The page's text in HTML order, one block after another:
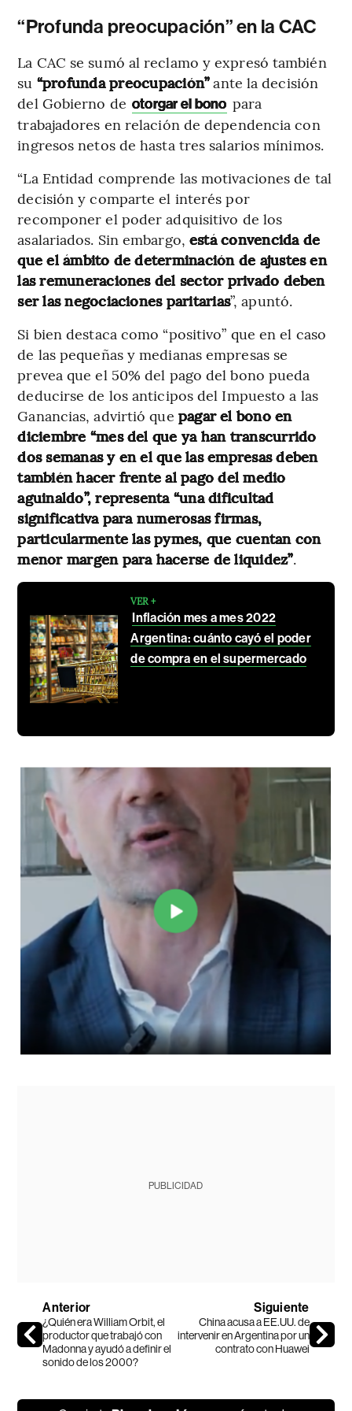
“Profunda preocupación” en la CAC
La CAC se sumó al reclamo y expresó también
su “profunda preocupación”ante la decisión
del Gobierno de otorgar el bono para
trabajadores en relación de dependencia con
ingresos netos de hasta tres salarios mínimos.
“La Entidad comprende las motivaciones de tal
decisión y comparte el interés por
recomponer el poder adquisitivo de los
asalariados. Sin embargo, está convencida de
que el ámbito de determinación de ajustes en
las remuneraciones del sector privado deben
ser las negociaciones paritarias”, apuntó.
Si bien destaca como “positivo” que en el caso
de las pequeñas y medianas empresas se
prevea que el 50% del pago del bono pueda
deducirse de los anticipos del Impuesto a las
Ganancias, advirtió que pagar el bono en
diciembre “mes del que ya han transcurrido
dos semanas y en el que las empresas deben
también hacer frente al pago del medio
aguinaldo”, representa “una dificultad
significativa para numerosas firmas,
particularmente las pymes, que cuentan con
menor margen para hacerse de liquidez”.
VER +
Inflación mes a mes 2022
Argentina: cuánto cayó el poder
de compra en el supermercado
PUBLICIDAD
Anterior
¿Quién era William Orbit, el
productor que trabajó con
Madonna y ayudó a definir el
sonido de los 2000?
Siguiente
China acusa a EE.UU. de
intervenir en Argentina por un
contrato con Huawei